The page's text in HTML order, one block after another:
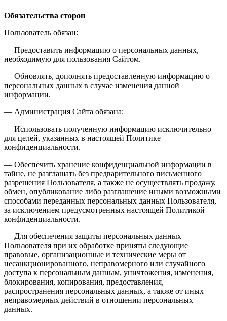
Обязательства сторон
Пользователь обязан:
— Предоставить информацию о персональных данных,
необходимую для пользования Сайтом.
— Обновлять, дополнять предоставленную информацию о
персональных данных в случае изменения данной
информации.
— Администрация Сайта обязана:
— Использовать полученную информацию исключительно
для целей, указанных в настоящей Политике
конфиденциальности.
— Обеспечить хранение конфиденциальной информации в
тайне, не разглашать без предварительного письменного
разрешения Пользователя, а также не осуществлять продажу,
обмен, опубликование либо разглашение иными возможными
способами переданных персональных данных Пользователя,
за исключением предусмотренных настоящей Политикой
конфиденциальности.
— Для обеспечения защиты персональных данных
Пользователя при их обработке приняты следующие
правовые, организационные и технические меры от
несанкционированного, неправомерного или случайного
доступа к персональным данным, уничтожения, изменения,
блокирования, копирования, предоставления,
распространения персональных данных, а также от иных
неправомерных действий в отношении персональных
данных.